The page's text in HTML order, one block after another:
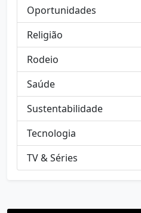
Oportunidades
Religião
Rodeio
Saúde
Sustentabilidade
Tecnologia
TV & Séries